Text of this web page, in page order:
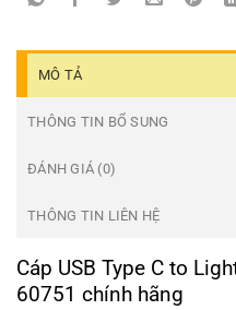
MÔ TẢ
THÔNG TIN BỔ SUNG
ĐÁNH GIÁ (0)
THÔNG TIN LIÊN HỆ
Cáp USB Type C to
60751 chính hãng